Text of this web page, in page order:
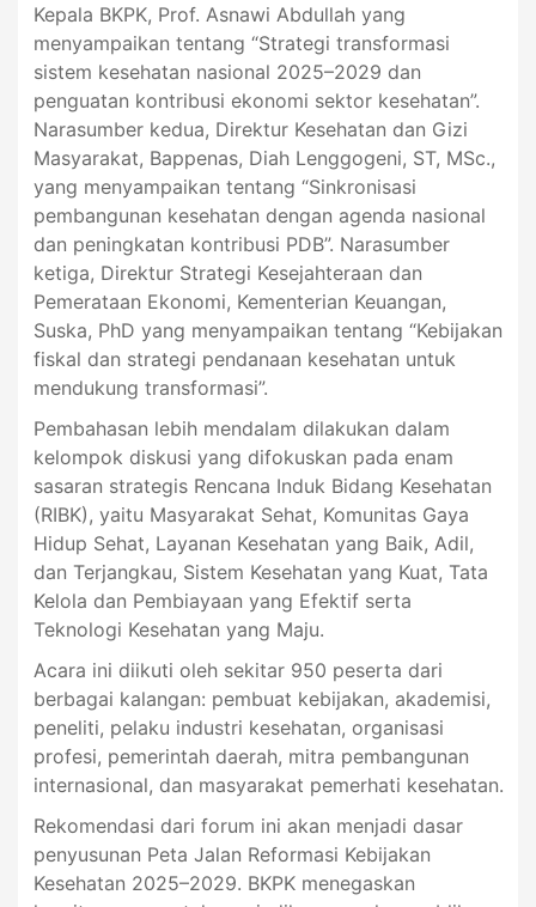
Kepala BKPK, Prof. Asnawi Abdullah yang
menyampaikan tentang “Strategi transformasi
sistem kesehatan nasional 2025–2029 dan
penguatan kontribusi ekonomi sektor kesehatan”.
Narasumber kedua, Direktur Kesehatan dan Gizi
Masyarakat, Bappenas, Diah Lenggogeni, ST, MSc.,
yang menyampaikan tentang “Sinkronisasi
pembangunan kesehatan dengan agenda nasional
dan peningkatan kontribusi PDB”. Narasumber
ketiga, Direktur Strategi Kesejahteraan dan
Pemerataan Ekonomi, Kementerian Keuangan,
Suska, PhD yang menyampaikan tentang “Kebijakan
fiskal dan strategi pendanaan kesehatan untuk
mendukung transformasi”.
Pembahasan lebih mendalam dilakukan dalam
kelompok diskusi yang difokuskan pada enam
sasaran strategis Rencana Induk Bidang Kesehatan
(RIBK), yaitu Masyarakat Sehat, Komunitas Gaya
Hidup Sehat, Layanan Kesehatan yang Baik, Adil,
dan Terjangkau, Sistem Kesehatan yang Kuat, Tata
Kelola dan Pembiayaan yang Efektif serta
Teknologi Kesehatan yang Maju.
Acara ini diikuti oleh sekitar 950 peserta dari
berbagai kalangan: pembuat kebijakan, akademisi,
peneliti, pelaku industri kesehatan, organisasi
profesi, pemerintah daerah, mitra pembangunan
internasional, dan masyarakat pemerhati kesehatan.
Rekomendasi dari forum ini akan menjadi dasar
penyusunan Peta Jalan Reformasi Kebijakan
Kesehatan 2025–2029. BKPK menegaskan